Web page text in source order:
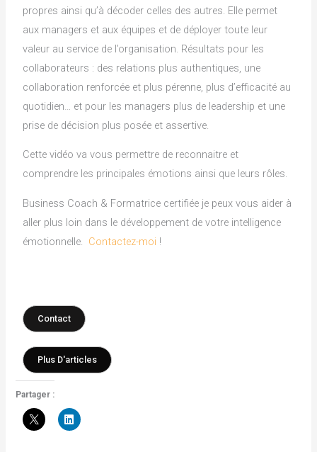
propres ainsi qu’à décoder celles des autres. Elle permet
aux managers et aux équipes et de déployer toute leur
valeur au service de l’organisation. Résultats pour les
collaborateurs : des relations plus authentiques, une
collaboration renforcée et plus pérenne, plus d’efficacité au
quotidien… et pour les managers plus de leadership et une
prise de décision plus posée et assertive.
Cette vidéo va vous permettre de reconnaitre et
comprendre les principales émotions ainsi que leurs rôles.
Business Coach & Formatrice certifiée je peux vous aider à
aller plus loin dans le développement de votre intelligence
émotionnelle. Contactez-moi !
Contact
Plus D'articles
Partager :